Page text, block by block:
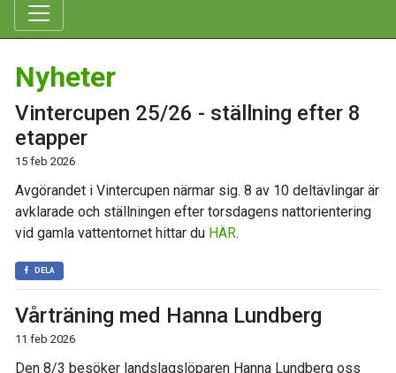
Nyheter
Vintercupen 25/26 - ställning efter 8
etapper
15 feb 2026
Avgörandet i Vintercupen närmar sig. 8 av 10 deltävlingar är
avklarade och ställningen efter torsdagens nattorientering
vid gamla vattentornet hittar du HÄR.
DELA
Vårträning med Hanna Lundberg
11 feb 2026
Den 8/3 besöker landslagslöparen Hanna Lundberg oss